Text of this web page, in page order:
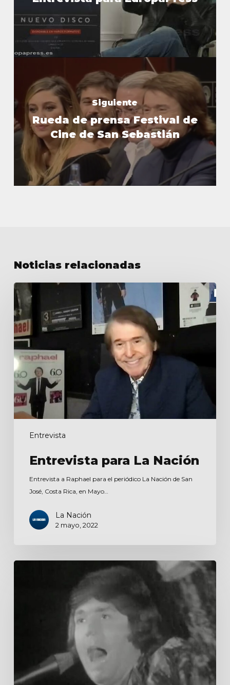
Siguiente
Rueda de prensa Festival de
Cine de San Sebastián
Noticias relacionadas
Entrevista
Entrevista
para
La
Nación
Entrevista para La Nación
Entrevista a Raphael para el periódico La Nación de San
José, Costa Rica, en Mayo…
La Nación
2 mayo, 2022
Entrevista